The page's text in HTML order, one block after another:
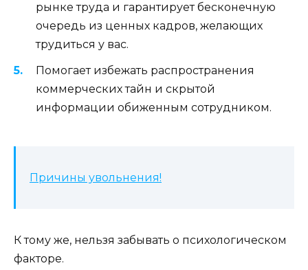
рынке труда и гарантирует бесконечную
очередь из ценных кадров, желающих
трудиться у вас.
Помогает избежать распространения
коммерческих тайн и скрытой
информации обиженным сотрудником.
Причины увольнения!
К тому же, нельзя забывать о психологическом
факторе.